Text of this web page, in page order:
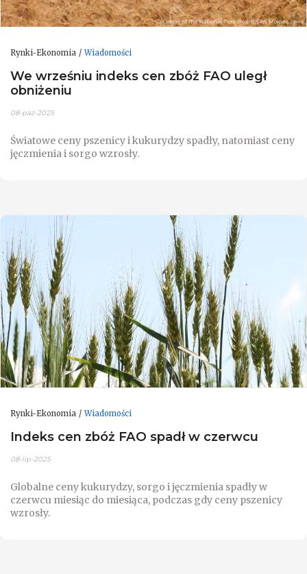
Rynki-Ekonomia Wiadomości
We wrześniu indeks cen zbóż FAO uległ
obniżeniu
08-paź-2025
Światowe ceny pszenicy i kukurydzy spadły, natomiast ceny
jęczmienia i sorgo wzrosły.
Rynki-Ekonomia Wiadomości
Indeks cen zbóż FAO spadł w czerwcu
08-lip-2025
Globalne ceny kukurydzy, sorgo i jęczmienia spadły w
czerwcu miesiąc do miesiąca, podczas gdy ceny pszenicy
wzrosły.